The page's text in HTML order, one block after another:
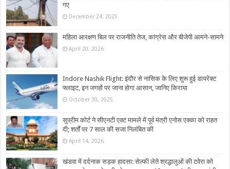
गए
December 24, 2025
महिला आरक्षण बिल पर राजनीति तेज, कांग्रेस और बीजेपी आमने-सामने
April 20, 2026
Indore Nashik Flight: इंदौर से नासिक के लिए शुरू हुई डायरेक्ट
फ्लाइट, इन जगहों पर जाना होगा आसान, जानिए किराया
October 30, 2025
सुप्रीम कोर्ट ने सीएनटी एक्ट मामले में पूर्व मंत्री एनोस एक्का को राहत
दी; शर्तों पर 7 साल की सजा निलंबित की
April 14, 2026
खंडवा में दर्दनाक सड़क हादसा: सेल्फी लेते श्रद्धालुओं की टवेरा को